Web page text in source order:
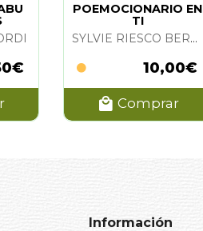
POEMOCIONARIO EN
TI
SYLVIE RIESCO BERNIER
10,00€
Comprar
Información